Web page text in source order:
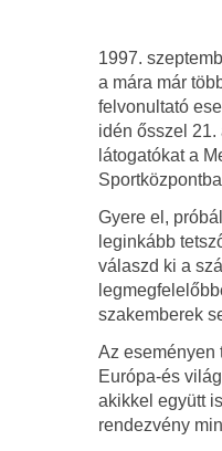
1997.
a mára már
felvonultató
idén ősszel
látogatókat a
Gyere el,
leginkább
válaszd ki a
szakemberek
Az eseményen
Európa-és
akikkel együtt
rendezvény